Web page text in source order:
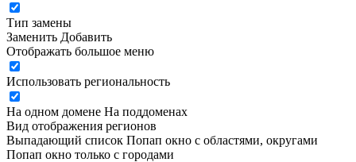
Тип замены
Заменить Добавить
Отображать большое меню
Использовать региональность
На одном домене На поддоменах
Вид отображения регионов
Выпадающий список Попап окно c областями, округами
Попап окно только с городами